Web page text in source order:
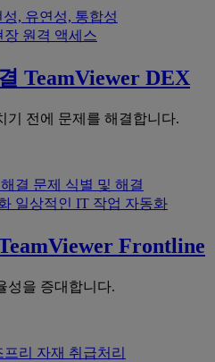
성, 유연성, 통합성
장 원격 액세스
TeamViewer DEX
기 전에 문제를 해결합니다.
결 문제 식별 및 해결
일상적인 IT 작업 자동화
Frontline
성을 증대합니다.
프리 자재 취급처리